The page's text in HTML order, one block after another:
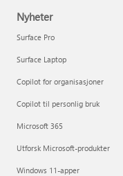
Nyheter
Surface Pro
Surface Laptop
Copilot for organisasjoner
Copilot til personlig bruk
Microsoft 365
Utforsk Microsoft-produkter
Windows 11-apper